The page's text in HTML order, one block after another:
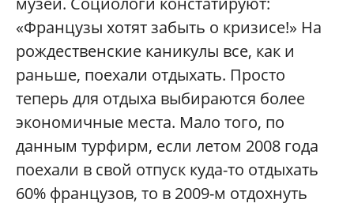
«Французы хотят забыть о кризисе!» На
рождественские каникулы все, как и
раньше, поехали отдыхать. Просто
теперь для отдыха выбираются более
экономичные места. Мало того, по
данным турфирм, если летом 2008 года
поехали в свой отпуск куда-то отдыхать
60% французов, то в 2009-м отдохнуть